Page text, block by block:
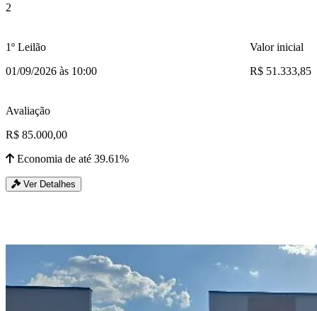
2
1º Leilão
01/09/2026 às 10:00
Valor inicial
R$ 51.333,85
Avaliação
R$ 85.000,00
Economia de até 39.61%
Ver Detalhes